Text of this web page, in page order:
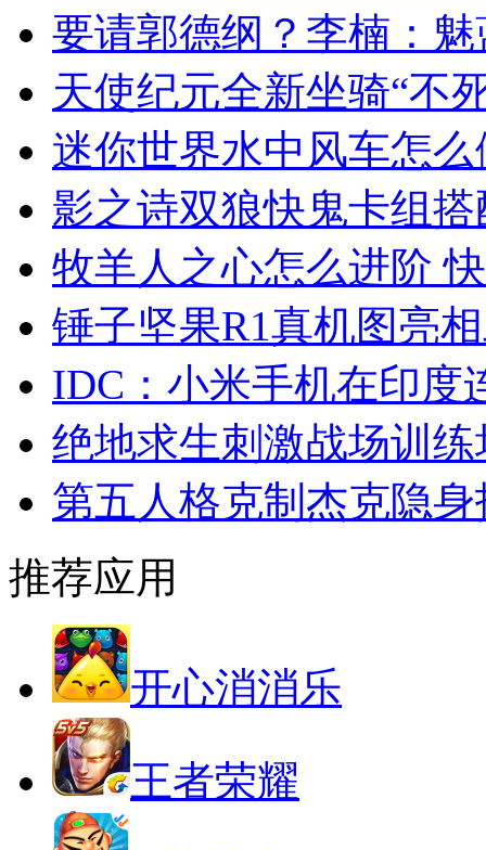
要请郭德纲？李楠：
天使纪元全新坐骑“不
迷你世界水中风车怎
影之诗双狼快鬼卡组
牧羊人之心怎么进阶
锤子坚果R1真机图亮
IDC：小米手机在印度
绝地求生刺激战场训
第五人格克制杰克隐
推荐应用
开心消消乐
王者荣耀